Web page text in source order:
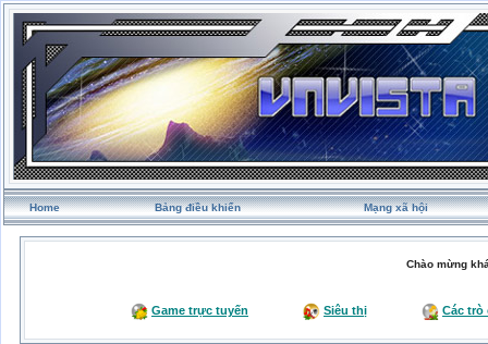
Home Bảng điều khiển Mạng xã hội
Chào mừng
Game trực tuyến Siêu thị Các trò